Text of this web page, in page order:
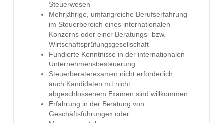
Steuerwesen
Mehrjährige, umfangreiche Berufserfahrung
im Steuerbereich eines internationalen
Konzerns oder einer Beratungs- bzw.
Wirtschaftsprüfungsgesellschaft
Fundierte Kenntnisse in der internationalen
Unternehmensbesteuerung
Steuerberaterexamen nicht erforderlich;
auch Kandidaten mit nicht
abgeschlossenem Examen sind willkommen
Erfahrung in der Beratung von
Geschäftsführungen oder